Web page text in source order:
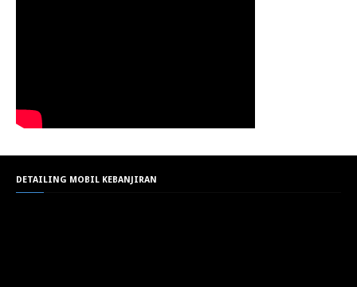
DETAILING MOBIL KEBANJIRAN